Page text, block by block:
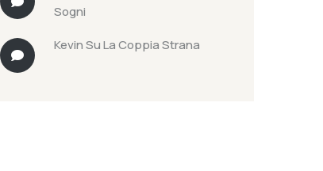
Sogni
KevinSuLa Coppia Strana